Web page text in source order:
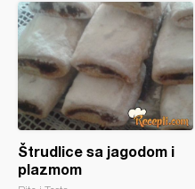
Štrudlice sa jagodom i
plazmom